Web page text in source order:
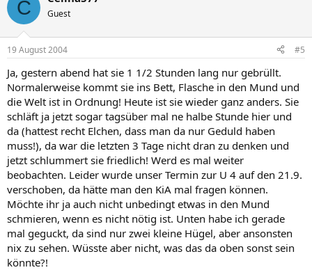
C Guest
19 August 2004 #5
Ja, gestern abend hat sie 1 1/2 Stunden lang nur gebrüllt.
Normalerweise kommt sie ins Bett, Flasche in den Mund und
die Welt ist in Ordnung! Heute ist sie wieder ganz anders. Sie
schläft ja jetzt sogar tagsüber mal ne halbe Stunde hier und
da (hattest recht Elchen, dass man da nur Geduld haben
muss!), da war die letzten 3 Tage nicht dran zu denken und
jetzt schlummert sie friedlich! Werd es mal weiter
beobachten. Leider wurde unser Termin zur U 4 auf den 21.9.
verschoben, da hätte man den KiA mal fragen können.
Möchte ihr ja auch nicht unbedingt etwas in den Mund
schmieren, wenn es nicht nötig ist. Unten habe ich gerade
mal geguckt, da sind nur zwei kleine Hügel, aber ansonsten
nix zu sehen. Wüsste aber nicht, was das da oben sonst sein
könnte?!